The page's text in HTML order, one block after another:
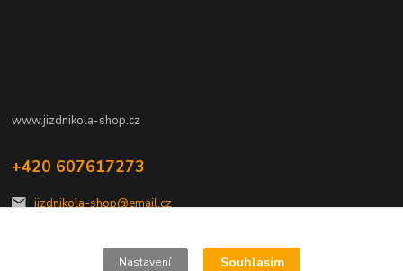
www.jizdnikola-shop.cz
+420 607617273
jizdnikola-shop@email.cz
Nastavení Souhlasím